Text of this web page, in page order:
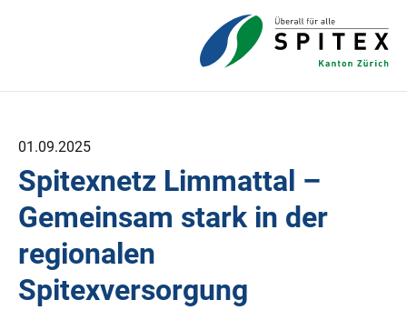
01.09.2025
Spitexnetz Limmattal –
Gemeinsam stark in der
regionalen
Spitexversorgung